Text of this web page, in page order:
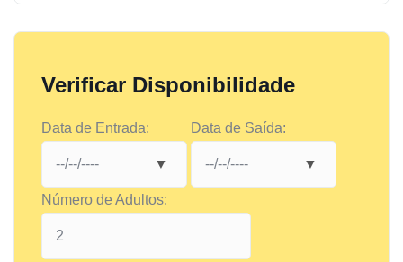
Verificar Disponibilidade
Data de Entrada: Data de Saída:
Número de Adultos: